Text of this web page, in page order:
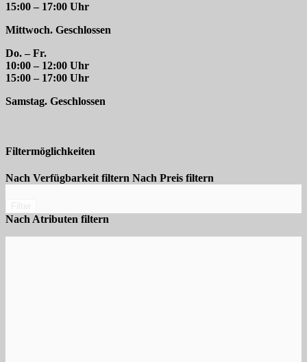
15:00 – 17:00 Uhr
Mittwoch. Geschlossen
Do. – Fr.
10:00 – 12:00 Uhr
15:00 – 17:00 Uhr
Samstag. Geschlossen
Filtermöglichkeiten
Nach Verfügbarkeit filtern Nach Preis filtern
Nach Atributen filtern